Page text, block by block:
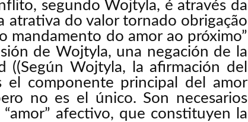
segundo Wojtyla, é através da
atrativa do valor tornado obrigação
mandamento do amor ao próximo”
de Wojtyla, una negación de la
((Según Wojtyla, la afirmación del
el componente principal del amor
no es el único. Son necesarios
afectivo, que constituyen la